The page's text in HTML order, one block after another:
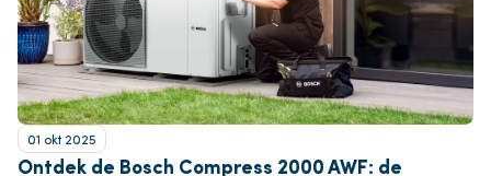
01 okt 2025
Ontdek de Bosch Compress 2000 AWF: de